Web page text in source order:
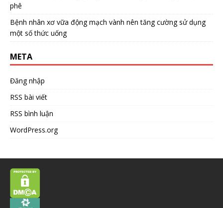
phê
Bệnh nhân xơ vữa động mạch vành nên tăng cường sử dụng
một số thức uống
META
Đăng nhập
RSS bài viết
RSS bình luận
WordPress.org